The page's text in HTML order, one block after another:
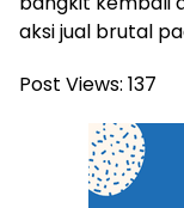
aksi jual brutal
Post Views: 137